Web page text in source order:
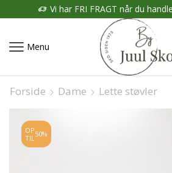
Vi har FRI FRAGT når du
Menu
Forside Dame Lette støvler
OP
TIL 50%